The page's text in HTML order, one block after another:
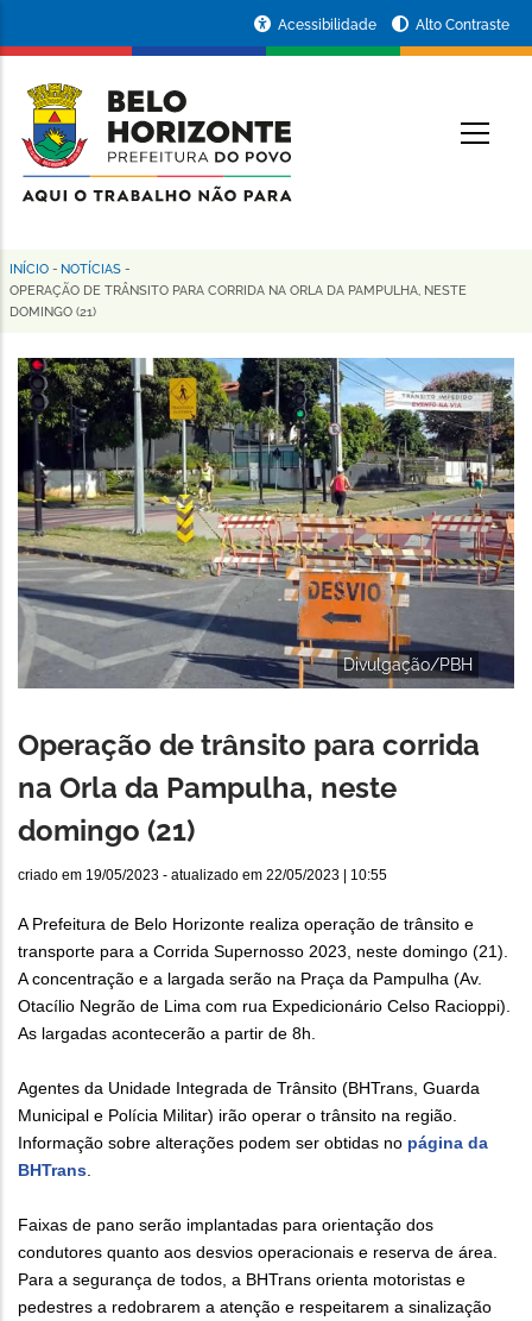
conteúdo
principal
da
Prefeitura
de
Horizonte
Acessibilidade Alto Contraste
Trilha
de
navegação
INÍCIO - NOTÍCIAS -
OPERAÇÃO DE TRÂNSITO PARA CORRIDA NA ORLA DA PAMPULHA, NESTE
DOMINGO (21)
Divulgação/PBH
Operação de trânsito para corrida
na Orla da Pampulha, neste
domingo (21)
criado em 19/05/2023 - atualizado em 22/05/2023 | 10:55
A Prefeitura de Belo Horizonte realiza operação de trânsito e
transporte para a Corrida Supernosso 2023, neste domingo (21).
A concentração e a largada serão na Praça da Pampulha (Av.
Otacílio Negrão de Lima com rua Expedicionário Celso Racioppi).
As largadas acontecerão a partir de 8h.
Agentes da Unidade Integrada de Trânsito (BHTrans, Guarda
Municipal e Polícia Militar) irão operar o trânsito na região.
Informação sobre alterações podem ser obtidas no página da
BHTrans.
Faixas de pano serão implantadas para orientação dos
condutores quanto aos desvios operacionais e reserva de área.
Para a segurança de todos, a BHTrans orienta motoristas e
pedestres a redobrarem a atenção e respeitarem a sinalização